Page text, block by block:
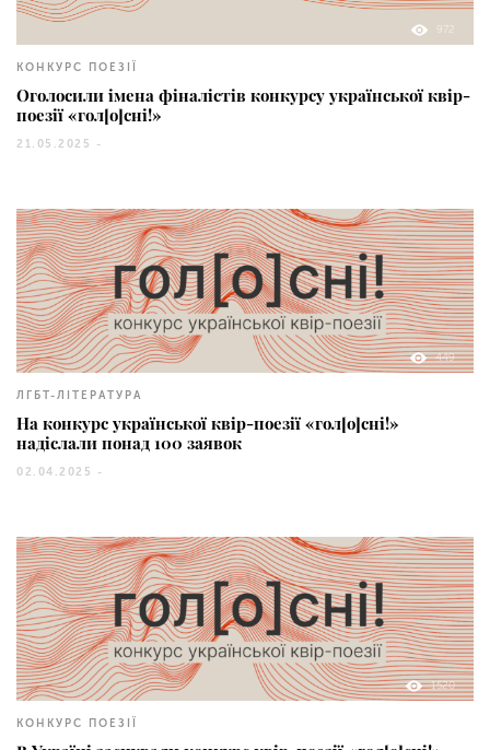
972
КОНКУРС ПОЕЗІЇ
Оголосили імена фіналістів конкурсу української квір-
поезії «гол[o]сні!»
21.05.2025 -
449
ЛГБТ-ЛІТЕРАТУРА
На конкурс української квір-поезії «гoл[о]снi!»
надіслали понад 100 заявок
02.04.2025 -
1520
КОНКУРС ПОЕЗІЇ